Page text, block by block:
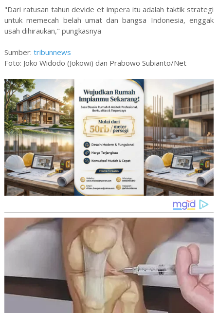
"Dari ratusan tahun devide et impera itu adalah taktik strategi
untuk memecah belah umat dan bangsa Indonesia, enggak
usah dihiraukan," pungkasnya
Sumber: tribunnews
Foto: Joko Widodo (Jokowi) dan Prabowo Subianto/Net